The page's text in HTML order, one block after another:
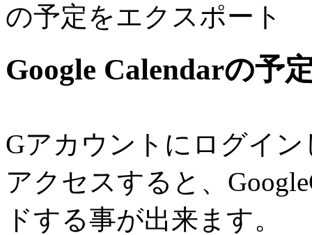
の予定をエクスポート
Google Calendarの予
Gアカウントにログイ
アクセスすると、
ドする事が出来ます。